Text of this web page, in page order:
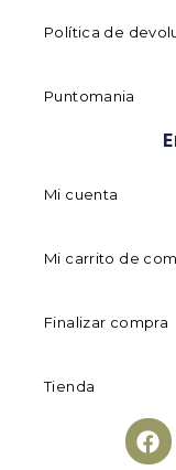
Política de
Puntomania
Mi cuenta
Mi carrito de
Finalizar compra
Tienda